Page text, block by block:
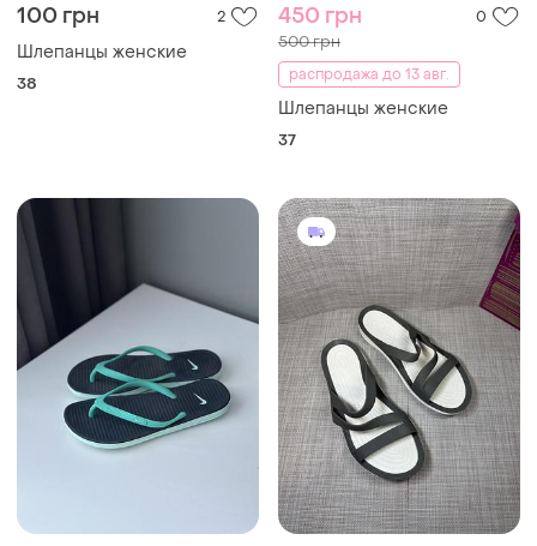
100 грн 2
Шлепанцы женские
38
450 грн 0
500 грн
распродажа до 13 авг.
Шлепанцы женские
37